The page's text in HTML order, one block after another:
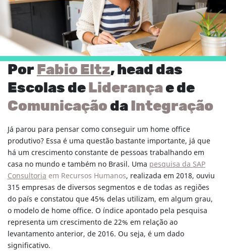
Por Fabio Eltz, head das
Escolas de Liderançae de
Comunicação da Integração
Já parou para pensar como conseguir um home office
produtivo? Essa é uma questão bastante importante, já que
há um crescimento constante de pessoas trabalhando em
casa no mundo e também no Brasil. Uma pesquisa da SAP
Consultoria em Recursos Humanos, realizada em 2018, ouviu
315 empresas de diversos segmentos e de todas as regiões
do país e constatou que 45% delas utilizam, em algum grau,
o modelo de home office. O índice apontado pela pesquisa
representa um crescimento de 22% em relação ao
levantamento anterior, de 2016. Ou seja, é um dado
significativo.